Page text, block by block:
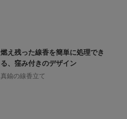
燃え残った線香を簡単に処理でき
る、窪み付きのデザイン
真鍮の線香立て